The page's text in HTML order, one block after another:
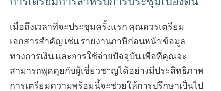
เมื่อถึงเวลาที่จะประชุมครั้งแรก คุณควรเตรียม
เอกสารสำคัญ เช่น รายงานภาษีก่อนหน้า ข้อมูล
ทางการเงิน และการใช้จ่ายปัจจุบัน เพื่อที่คุณจะ
สามารถพูดคุยกับผู้เชี่ยวชาญได้อย่างมีประสิทธิภาพ
การเตรียมความพร้อมนี้จะช่วยให้การปรึกษาเป็นไป